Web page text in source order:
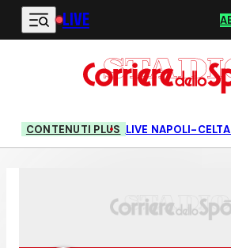
Vai al contenuto principale
LIVE
CONTENUTI PLUS LIVE NAPOLI-